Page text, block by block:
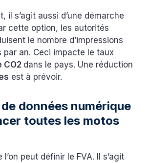
il s’agit aussi d’une démarche
cette option, les autorités
le nombre d’impressions
par an. Ceci impacte le taux
CO2 dans le pays. Une réduction
est à prévoir.
données numérique
toutes les motos
l’on peut définir le FVA. Il s’agit